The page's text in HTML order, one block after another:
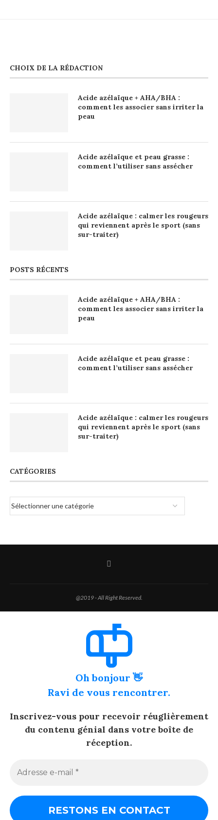
CHOIX DE LA RÉDACTION
Acide azélaïque + AHA/BHA :
comment les associer sans irriter la
peau
Acide azélaïque et peau grasse :
comment l’utiliser sans assécher
Acide azélaïque : calmer les rougeurs
qui reviennent après le sport (sans
sur-traiter)
POSTS RÉCENTS
Acide azélaïque + AHA/BHA :
comment les associer sans irriter la
peau
Acide azélaïque et peau grasse :
comment l’utiliser sans assécher
Acide azélaïque : calmer les rougeurs
qui reviennent après le sport (sans
sur-traiter)
CATÉGORIES
@2019 - All Right Reserved.
Oh bonjour 👋
Ravi de vous rencontrer.
Inscrivez-vous pour recevoir réuglièrement
du contenu génial dans votre boîte de
réception.